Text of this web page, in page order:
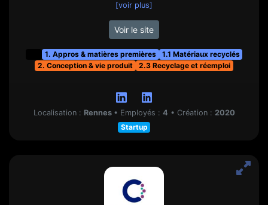
[voir plus]
Voir le site
1. Appros & matières premières
1.1 Matériaux recyclés
2. Conception & vie produit
2.3 Recyclage et réemploi
Localisation : Rennes • Employés : 4 • Création : 2020
Startup